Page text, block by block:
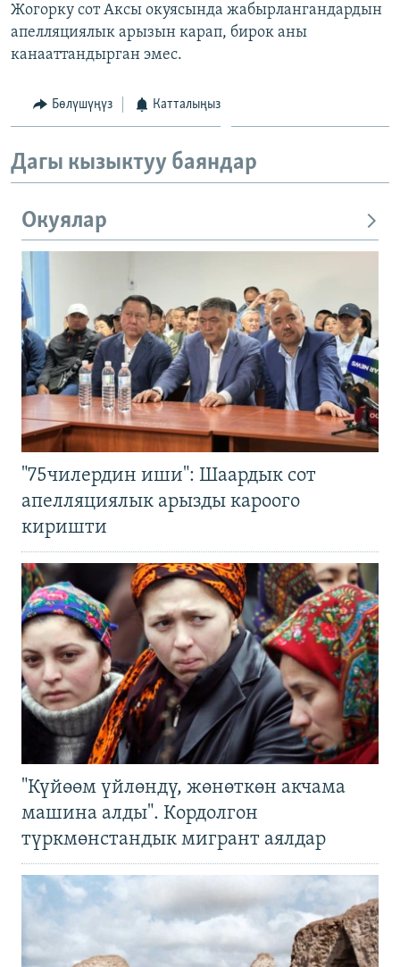
Жогорку сот Аксы окуясында жабырлангандардын
апелляциялык арызын карап, бирок аны
канааттандырган эмес.
Бөлүшүңүз Катталыңыз
Дагы кызыктуу баяндар
Окуялар
"75чилердин иши": Шаардык сот
апелляциялык арызды кароого
киришти
"Күйөөм үйлөндү, жөнөткөн акчама
машина алды". Кордолгон
түркмөнстандык мигрант аялдар